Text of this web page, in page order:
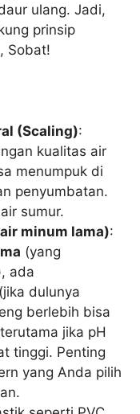
ulang. Jadi,
prinsip
Sobat!
(Scaling):
kualitas air
menumpuk di
penyumbatan.
sumur.
minum lama):
(yang
ada
dulunya
berlebih bisa
jika pH
tinggi. Penting
yang Anda pilih